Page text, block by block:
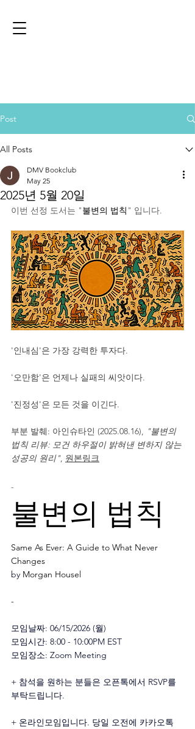
Post
All Posts
2025년 5월 20일
DMV Bookclub
May 25
이번 선정 도서는 "불변의 법칙 " 입니다.
'인내심'은 가장 강력한 투자다.
'오만함'은 언제나 실패의 씨앗이다.
'진정성'은 모든 것을 이긴다.
부분 발췌: 아인슈타인 (2025.08.16), "불변의
법칙 리뷰: 모건 하우절이 밝혀낸 변하지 않는
성공의 원리", 원본링크
-
불변의 법칙
Same As Ever: A Guide to What Never
Changes
by Morgan Housel
-
모임날짜: 06/15/2026 (월)
모임시간: 8:00 - 10:00PM EST
모임장소: Zoom Meeting
+ 참석을 원하는 분들은 오픈톡에서 RSVP를
부탁드립니다.
+ 온라인모임입니다. 당일 오전에 카카오톡